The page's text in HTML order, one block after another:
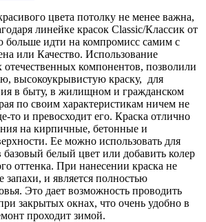
цвета потолку не менее важна,
линейке красок Classic/Классик от
идти на компромисс самим с
или Качество. Использование
отечественных компонентов, позволили
высокоукрывистую краску, для
в быту, в жилищном и гражданском
по своим характеристикам ничем не
то и превосходит его. Краска отлично
на кирпичные, бетонные и
Ее можно использовать для
базовый белый цвет или добавить колер
оттенка. При нанесении краска не
запахи, и является полностью
Это дает возможность проводить
закрытых окнах, что очень удобно в
проходит зимой.